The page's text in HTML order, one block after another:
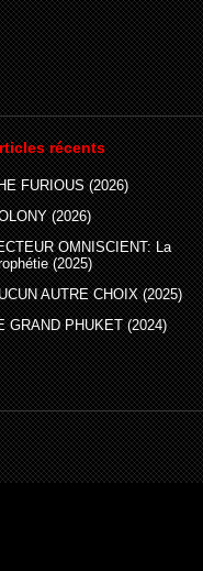
récents
FURIOUS (2026)
(2026)
OMNISCIENT: La
(2025)
AUTRE CHOIX (2025)
GRAND PHUKET (2024)